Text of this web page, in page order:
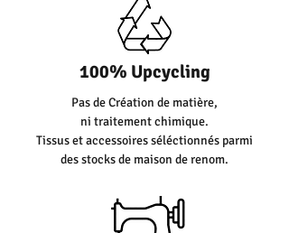
100% Upcycling
Pas de Création de matière,
ni traitement chimique.
Tissus et accessoires séléctionnés parmi
des stocks de maison de renom.